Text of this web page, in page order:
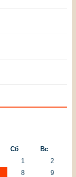
Сб
Вс
1
2
8
9